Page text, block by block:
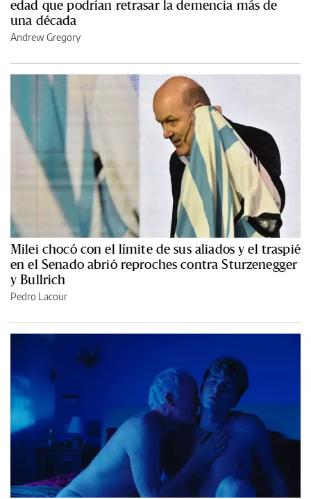
edad que podrían retrasar la demencia más de
una década
Andrew Gregory
Milei chocó con el límite de sus aliados y el traspié
en el Senado abrió reproches contra Sturzenegger
y Bullrich
Pedro Lacour